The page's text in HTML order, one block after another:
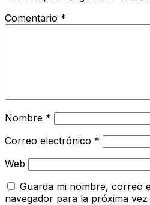
Comentario *
Nombre *
Correo electrónico *
Web
Guarda mi nombre, correo
navegador para la próxima